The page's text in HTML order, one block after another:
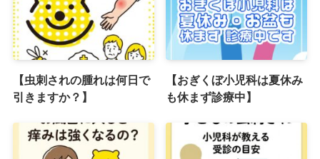
【虫刺されの腫れは何日で
引きますか？】
【おぎくぼ小児科は夏休み
も休まず診療中】